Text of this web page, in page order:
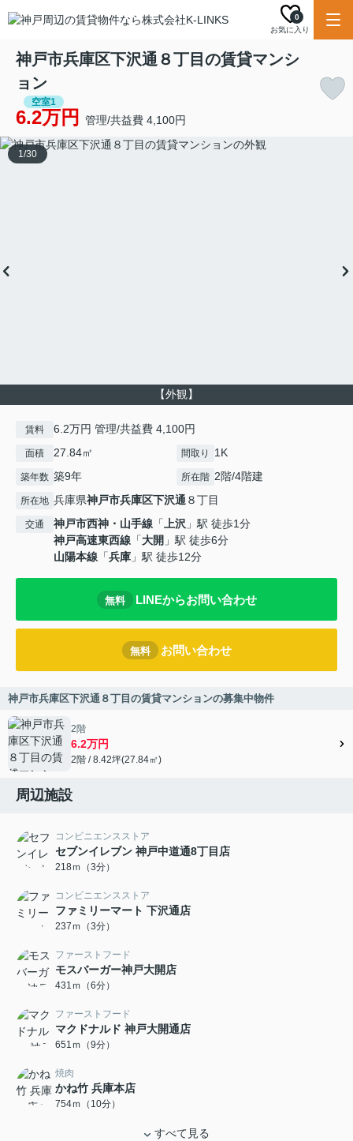
お気に入り
0
神戸市兵庫区下沢通８丁目の賃貸マンシ
ョン
空室1
6.2万円 管理/共益費 4,100円
【外観】
1/30
賃料 6.2万円 管理/共益費 4,100円
面積 27.84㎡ 間取り 1K
築年数 築9年 所在階 2階/4階建
所在地 兵庫県神戸市兵庫区下沢通８丁目
交通 神戸市西神・山手線 「上沢 」駅 徒歩1分
神戸高速東西線 「大開 」駅 徒歩6分
山陽本線 「兵庫 」駅 徒歩12分
無料 LINEからお問い合わせ
無料 お問い合わせ
神戸市兵庫区下沢通８丁目の賃貸マンションの募集中物件
2階
6.2万円
2階 / 8.42坪(27.84㎡)
周辺施設
コンビニエンスストア
セブンイレブン 神戸中道通8丁目店
218ｍ（3分）
コンビニエンスストア
ファミリーマート 下沢通店
237ｍ（3分）
ファーストフード
モスバーガー神戸大開店
431ｍ（6分）
ファーストフード
マクドナルド 神戸大開通店
651ｍ（9分）
焼肉
かね竹 兵庫本店
754ｍ（10分）
すべて見る